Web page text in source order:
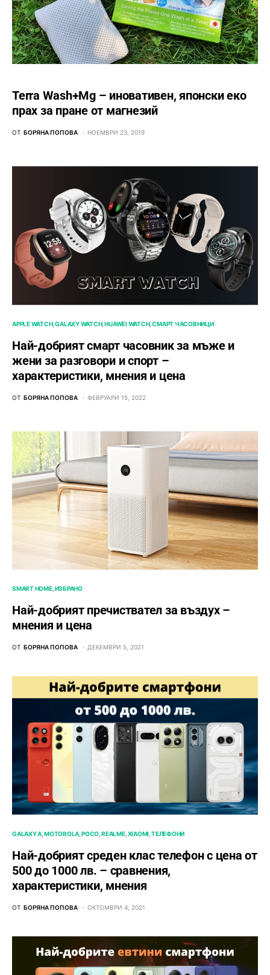
Terra Wash+Mg – иновативен, японски еко
прах за пране от магнезий
ОТ БОРЯНА ПОПОВА НОЕМВРИ 23, 2019
APPLE WATCH GALAXY WATCH HUAWEI WATCH СМАРТ ЧАСОВНИЦИ
Най-добрият смарт часовник за мъже и
жени за разговори и спорт –
характеристики, мнения и цена
ОТ БОРЯНА ПОПОВА ФЕВРУАРИ 15, 2022
SMART HOME ИЗБРАНО
Най-добрият пречиствател за въздух –
мнения и цена
ОТ БОРЯНА ПОПОВА ДЕКЕМВРИ 5, 2021
GALAXY A MOTOROLA POCO REALME XIAOMI ТЕЛЕФОНИ
Най-добрият среден клас телефон с цена от
500 до 1000 лв. – сравнения,
характеристики, мнения
ОТ БОРЯНА ПОПОВА ОКТОМВРИ 4, 2021